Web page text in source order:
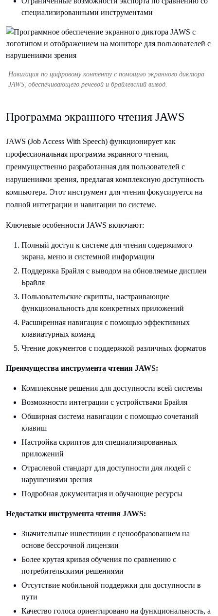
специализированными инструментами
Навигация по цифровому контенту с помощью экранного диктора
JAWS, обеспечивающего речевой и брайлевский вывод.
Программа экранного чтения JAWS
JAWS (Job Access With Speech) функционирует как
профессиональная программа экранного чтения,
преимущественно разработанная для пользователей с
нарушениями зрения, предлагая комплексную доступность
компьютера. Этот инструмент для чтения фокусируется на
полной интеграции и навигации по системе.
Ключевые особенности JAWS включают:
Полный доступ к системе для чтения содержимого
экрана, меню и системной информации
Поддержка Брайля с выводом на обновляемые дисплеи
Брайля
Пользовательские скрипты, настраивающие
функциональность для конкретных приложений
Расширенная навигация с помощью эффективных
клавиатурных команд
Чтение документов с поддержкой различных форматов
Преимущества инструмента чтения JAWS:
Комплексные решения для доступности всей системы
Возможности интеграции с устройствами Брайля
Обширная система навигации с помощью сочетаний
клавиш
Настройка скриптов для специализированных
приложений
Отраслевой стандарт для доступности для людей с
нарушениями зрения
Подробная документация и обучающие ресурсы
Недостатки инструмента чтения JAWS:
Значительные инвестиции с ценообразованием на
основе бессрочной лицензии
Более крутая кривая обучения по сравнению с
потребительскими решениями
Отсутствие мобильной поддержки для доступности в
пути
Качество голоса ориентировано на функциональность, а